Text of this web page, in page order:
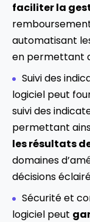
faciliter la
automatisant
en permettant
Suivi des
logiciel peut
suivi des
permettant
les résultats
domaines
décisions
Sécurité et
logiciel peut